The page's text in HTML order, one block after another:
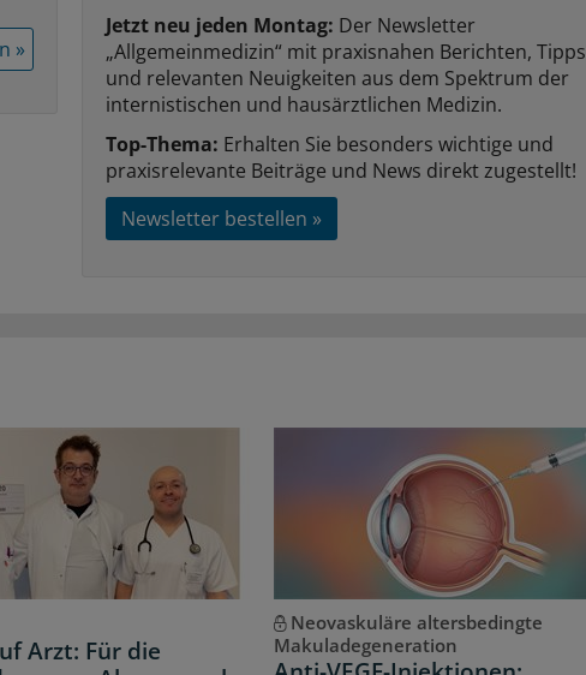
»
Jetzt neu jeden Montag: Der Newsletter
„Allgemeinmedizin“ mit praxisnahen Berichten, Tipps
und relevanten Neuigkeiten aus dem Spektrum der
internistischen und hausärztlichen Medizin.
Top-Thema: Erhalten Sie besonders wichtige und
praxisrelevante Beiträge und News direkt zugestellt!
Newsletter bestellen »
Arzt: Für die
Neovaskuläre altersbedingte
Makuladegeneration